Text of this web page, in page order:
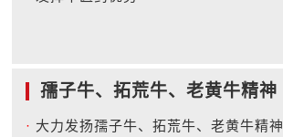
孺子牛、拓荒牛、老黄牛精神
· 大力发扬孺子牛、拓荒牛、老黄牛精神